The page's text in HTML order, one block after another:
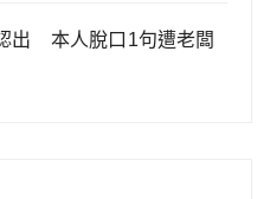
出 本人脫口1句遭老闆